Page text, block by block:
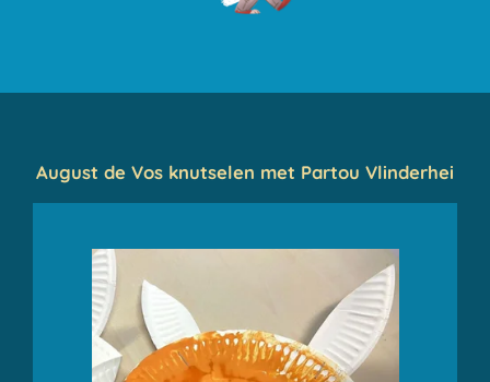
August de Vos knutselen met Partou Vlinderhei